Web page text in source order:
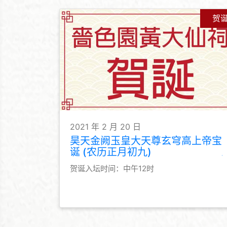
贺
2021 年 2 月 20 日
昊天金阙玉皇大天尊玄穹高上帝宝
诞 (农历正月初九)
贺诞入坛时间：中午12时